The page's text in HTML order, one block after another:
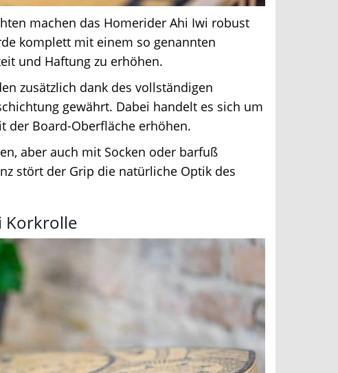
machen das Homerider Ahi Iwi robust
komplett mit einem so genannten
und Haftung zu erhöhen.
zusätzlich dank des vollständigen
gewährt. Dabei handelt es sich um
der Board-Oberfläche erhöhen.
aber auch mit Socken oder barfuß
stört der Grip die natürliche Optik des